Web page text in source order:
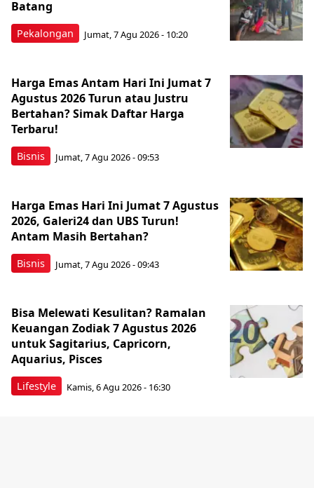
Pekalongan
Batang
Jumat, 7 Agu 2026 - 10:20
Bisnis
Harga Emas Antam Hari Ini Jumat 7
Agustus 2026 Turun atau Justru
Bertahan? Simak Daftar Harga
Terbaru!
Jumat, 7 Agu 2026 - 09:53
Bisnis
Harga Emas Hari Ini Jumat 7 Agustus
2026, Galeri24 dan UBS Turun!
Antam Masih Bertahan?
Jumat, 7 Agu 2026 - 09:43
Lifestyle
Bisa Melewati Kesulitan? Ramalan
Keuangan Zodiak 7 Agustus 2026
untuk Sagitarius, Capricorn,
Aquarius, Pisces
Kamis, 6 Agu 2026 - 16:30